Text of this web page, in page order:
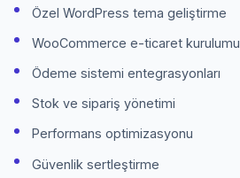
Özel WordPress tema geliştirme
WooCommerce e-ticaret kurulumu
Ödeme sistemi entegrasyonları
Stok ve sipariş yönetimi
Performans optimizasyonu
Güvenlik sertleştirme